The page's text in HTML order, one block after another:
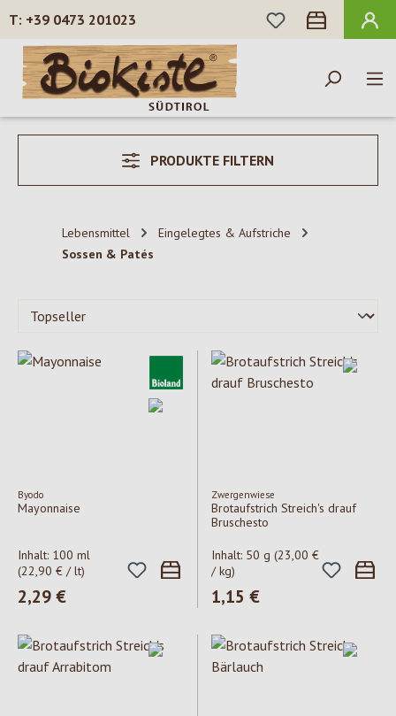
Zum Hauptinhalt springen
+39 0473 201023
DU HAST 0
PRODUKTE FILTERN
Lebensmittel
Eingelegtes & Aufstriche
Sossen & Patés
Byodo
Mayonnaise
Inhalt: 100 ml
(22,90 € / lt)
Regulärer Preis:
2,29 €
Zwergenwiese
Brotaufstrich Streich's drauf
Bruschesto
Inhalt: 50 g (23,00 €
/ kg)
Regulärer Preis:
1,15 €